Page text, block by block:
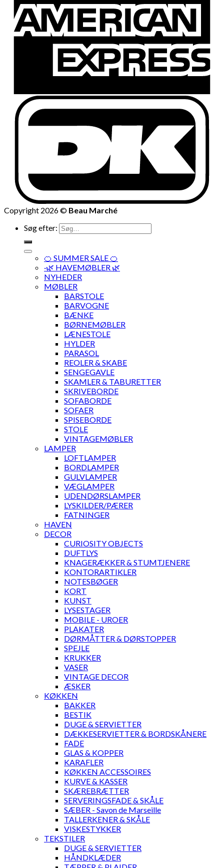
Copyright 2026 © Beau Marché
Søg efter:
🍊 SUMMER SALE 🍊
·🌿 HAVEMØBLER 🌿
NYHEDER
MØBLER
BARSTOLE
BARVOGNE
BÆNKE
BØRNEMØBLER
LÆNESTOLE
HYLDER
PARASOL
REOLER & SKABE
SENGEGAVLE
SKAMLER & TABURETTER
SKRIVEBORDE
SOFABORDE
SOFAER
SPISEBORDE
STOLE
VINTAGEMØBLER
LAMPER
LOFTLAMPER
BORDLAMPER
GULVLAMPER
VÆGLAMPER
UDENDØRSLAMPER
LYSKILDER/PÆRER
FATNINGER
HAVEN
DECOR
CURIOSITY OBJECTS
DUFTLYS
KNAGERÆKKER & STUMTJENERE
KONTORARTIKLER
NOTESBØGER
KORT
KUNST
LYSESTAGER
MOBILE - UROER
PLAKATER
DØRMÅTTER & DØRSTOPPER
SPEJLE
KRUKKER
VASER
VINTAGE DECOR
ÆSKER
KØKKEN
BAKKER
BESTIK
DUGE & SERVIETTER
DÆKKESERVIETTER & BORDSKÅNERE
FADE
GLAS & KOPPER
KARAFLER
KØKKEN ACCESSOIRES
KURVE & KASSER
SKÆREBRÆTTER
SERVERINGSFADE & SKÅLE
SÆBER - Savon de Marseille
TALLERKENER & SKÅLE
VISKESTYKKER
TEKSTILER
DUGE & SERVIETTER
HÅNDKLÆDER